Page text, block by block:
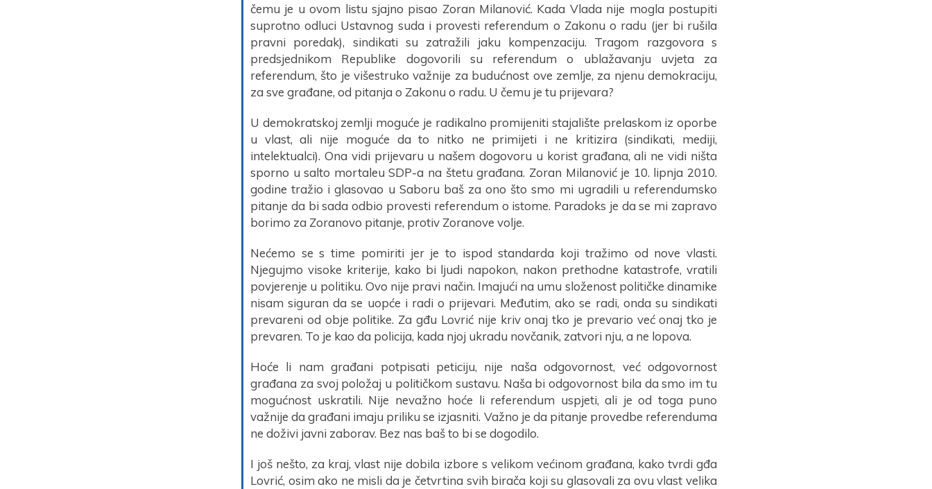
čemu je u ovom listu sjajno pisao Zoran Milanović. Kada Vlada nije mogla postupiti
suprotno odluci Ustavnog suda i provesti referendum o Zakonu o radu (jer bi rušila
pravni poredak), sindikati su zatražili jaku kompenzaciju. Tragom razgovora s
predsjednikom Republike dogovorili su referendum o ublažavanju uvjeta za
referendum, što je višestruko važnije za budućnost ove zemlje, za njenu demokraciju,
za sve građane, od pitanja o Zakonu o radu. U čemu je tu prijevara?
U demokratskoj zemlji moguće je radikalno promijeniti stajalište prelaskom iz oporbe
u vlast, ali nije moguće da to nitko ne primijeti i ne kritizira (sindikati, mediji,
intelektualci). Ona vidi prijevaru u našem dogovoru u korist građana, ali ne vidi ništa
sporno u salto mortaleu SDP-a na štetu građana. Zoran Milanović je 10. lipnja 2010.
godine tražio i glasovao u Saboru baš za ono što smo mi ugradili u referendumsko
pitanje da bi sada odbio provesti referendum o istome. Paradoks je da se mi zapravo
borimo za Zoranovo pitanje, protiv Zoranove volje.
Nećemo se s time pomiriti jer je to ispod standarda koji tražimo od nove vlasti.
Njegujmo visoke kriterije, kako bi ljudi napokon, nakon prethodne katastrofe, vratili
povjerenje u politiku. Ovo nije pravi način. Imajući na umu složenost političke dinamike
nisam siguran da se uopće i radi o prijevari. Međutim, ako se radi, onda su sindikati
prevareni od obje politike. Za gđu Lovrić nije kriv onaj tko je prevario već onaj tko je
prevaren. To je kao da policija, kada njoj ukradu novčanik, zatvori nju, a ne lopova.
Hoće li nam građani potpisati peticiju, nije naša odgovornost, već odgovornost
građana za svoj položaj u političkom sustavu. Naša bi odgovornost bila da smo im tu
mogućnost uskratili. Nije nevažno hoće li referendum uspjeti, ali je od toga puno
važnije da građani imaju priliku se izjasniti. Važno je da pitanje provedbe referenduma
ne doživi javni zaborav. Bez nas baš to bi se dogodilo.
I još nešto, za kraj, vlast nije dobila izbore s velikom većinom građana, kako tvrdi gđa
Lovrić, osim ako ne misli da je četvrtina svih birača koji su glasovali za ovu vlast velika